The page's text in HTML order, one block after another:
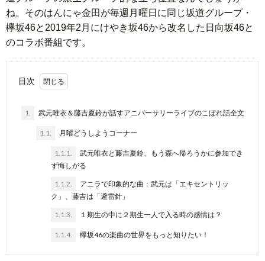
ね。そのはんにゃ金田が毎週月曜日に同じ坂道グループ・
欅坂46と2019年2月にけやき坂46から改名した日向坂46と
のコラボ番組です。
目次
1. 武元唯衣＆藤吉夏鈴が話すアニバーサリーライブのこぼれ話全文
1.1. 月曜どうしようコーナー
1.1.1.
武元唯衣と藤吉夏鈴、もう森へ帰ろうかに参加でき
ず悔しがる
1.1.2.
アニラで印象的な曲：武元は「エキセントリッ
ク」、藤吉は「避雷針」
1.1.3. １期生の中に２期生一人で入る時の感情は？
1.1.4. 欅坂46の楽曲の世界をもっと知りたい！